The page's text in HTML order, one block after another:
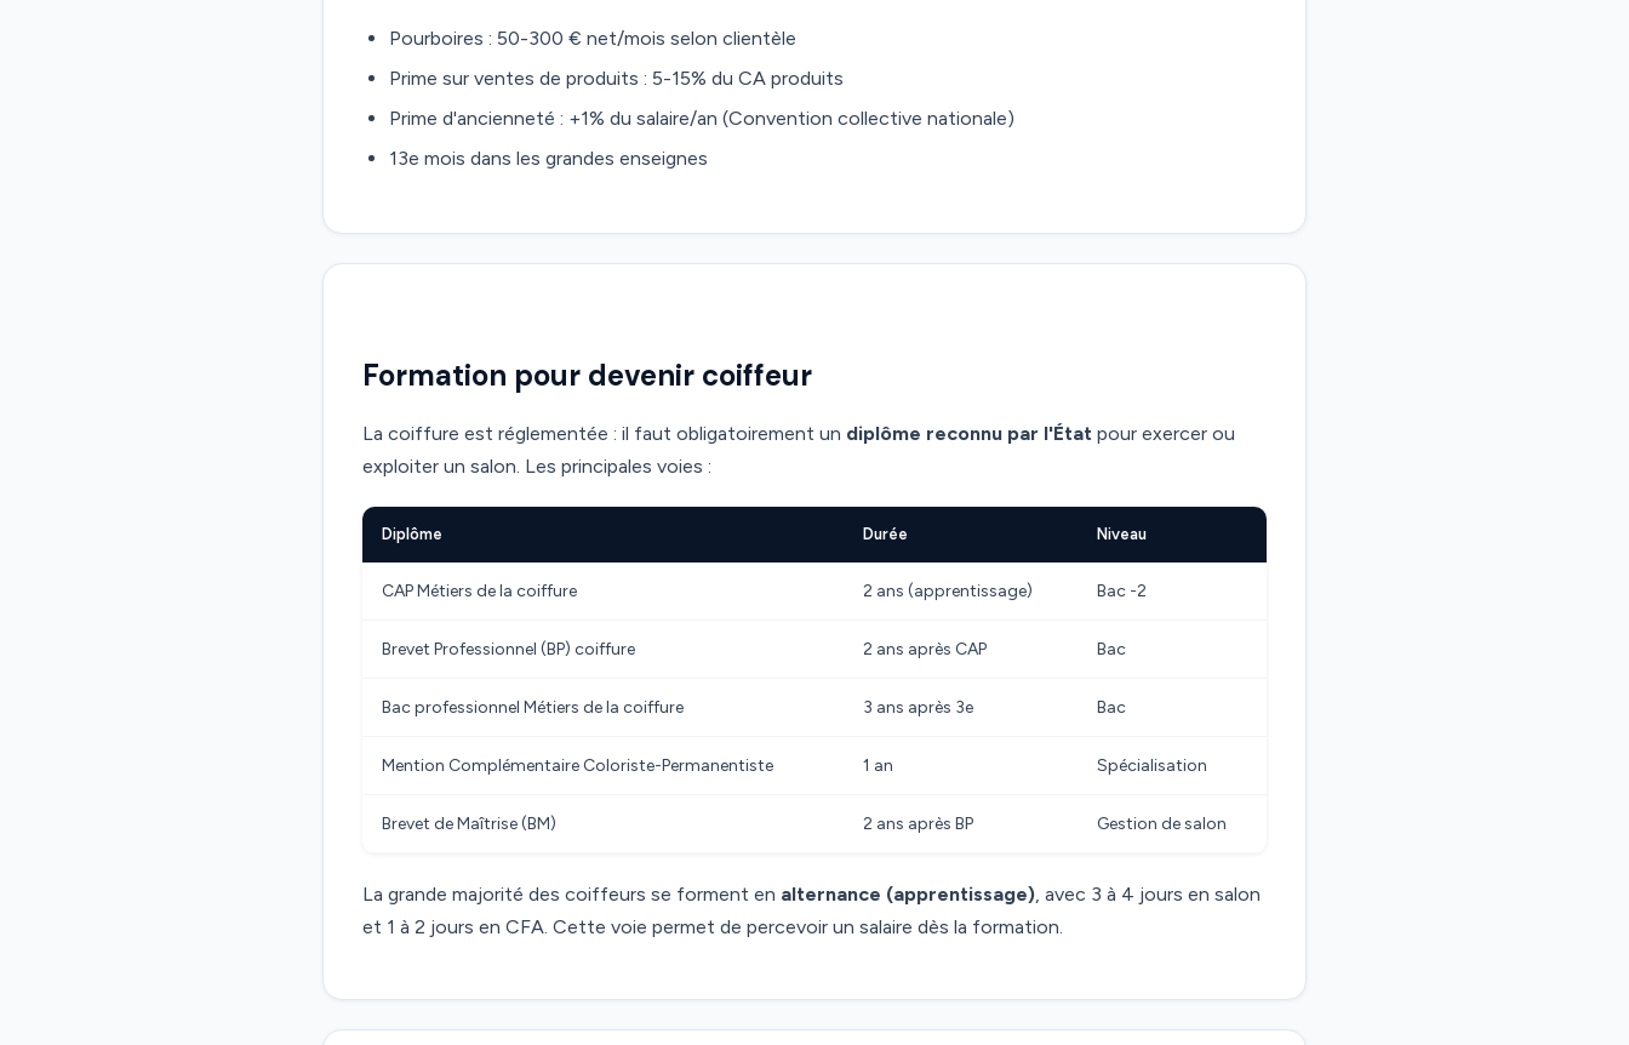
Pourboires : 50-300 € net/mois selon clientèle
Prime sur ventes de produits : 5-15% du CA produits
Prime d'ancienneté : +1% du salaire/an (Convention collective nationale)
13e mois dans les grandes enseignes
Formation pour devenir coiffeur
La coiffure est réglementée : il faut obligatoirement un diplôme reconnu par l'État pour exercer ou
exploiter un salon. Les principales voies :
Diplôme Durée Niveau
CAP Métiers de la coiffure 2 ans (apprentissage) Bac -2
Brevet Professionnel (BP) coiffure 2 ans après CAP Bac
Bac professionnel Métiers de la coiffure 3 ans après 3e Bac
Mention Complémentaire Coloriste-Permanentiste 1 an Spécialisation
Brevet de Maîtrise (BM) 2 ans après BP Gestion de salon
La grande majorité des coiffeurs se forment en alternance (apprentissage), avec 3 à 4 jours en salon
et 1 à 2 jours en CFA. Cette voie permet de percevoir un salaire dès la formation.